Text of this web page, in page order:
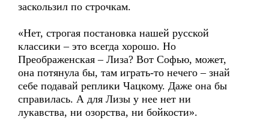
заскользил по строчкам.
«Нет, строгая постановка нашей русской
классики – это всегда хорошо. Но
Преображенская – Лиза? Вот Софью, может,
она потянула бы, там играть-то нечего – знай
себе подавай реплики Чацкому. Даже она бы
справилась. А для Лизы у нее нет ни
лукавства, ни озорства, ни бойкости».